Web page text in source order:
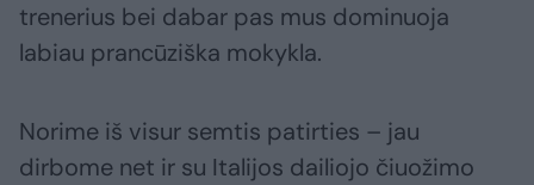
trenerius bei dabar pas mus dominuoja
labiau prancūziška mokykla.
Norime iš visur semtis patirties – jau
dirbome net ir su Italijos dailiojo čiuožimo